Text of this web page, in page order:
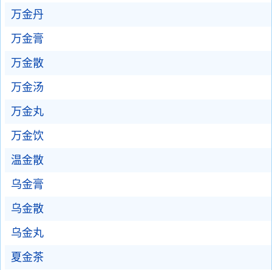
万金丹
万金膏
万金散
万金汤
万金丸
万金饮
温金散
乌金膏
乌金散
乌金丸
夏金茶